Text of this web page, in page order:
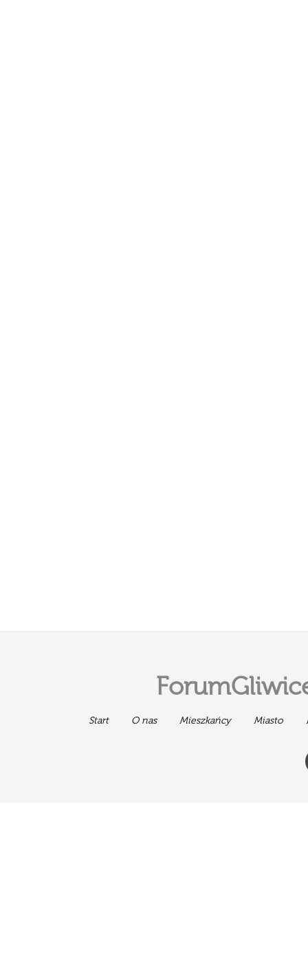
Start O nas Mieszkańcy Miasto